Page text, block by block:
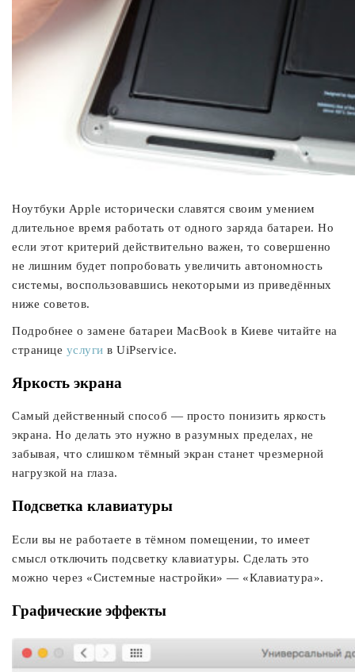
Ноутбуки Apple исторически славятся своим умением
длительное время работать от одного заряда батареи. Но
если этот критерий действительно важен, то совершенно
не лишним будет попробовать увеличить автономность
системы, воспользовавшись некоторыми из приведённых
ниже советов.
Подробнее о замене батареи MacBook в Киеве читайте на
странице услуги в UiPservice.
Яркость экрана
Самый действенный способ — просто понизить яркость
экрана. Но делать это нужно в разумных пределах, не
забывая, что слишком тёмный экран станет чрезмерной
нагрузкой на глаза.
Подсветка клавиатуры
Если вы не работаете в тёмном помещении, то имеет
смысл отключить подсветку клавиатуры. Сделать это
можно через «Системные настройки» — «Клавиатура».
Графические эффекты